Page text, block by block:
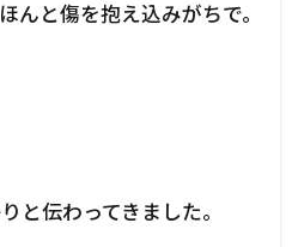
んと傷を抱え込みがちで。
と伝わってきました。